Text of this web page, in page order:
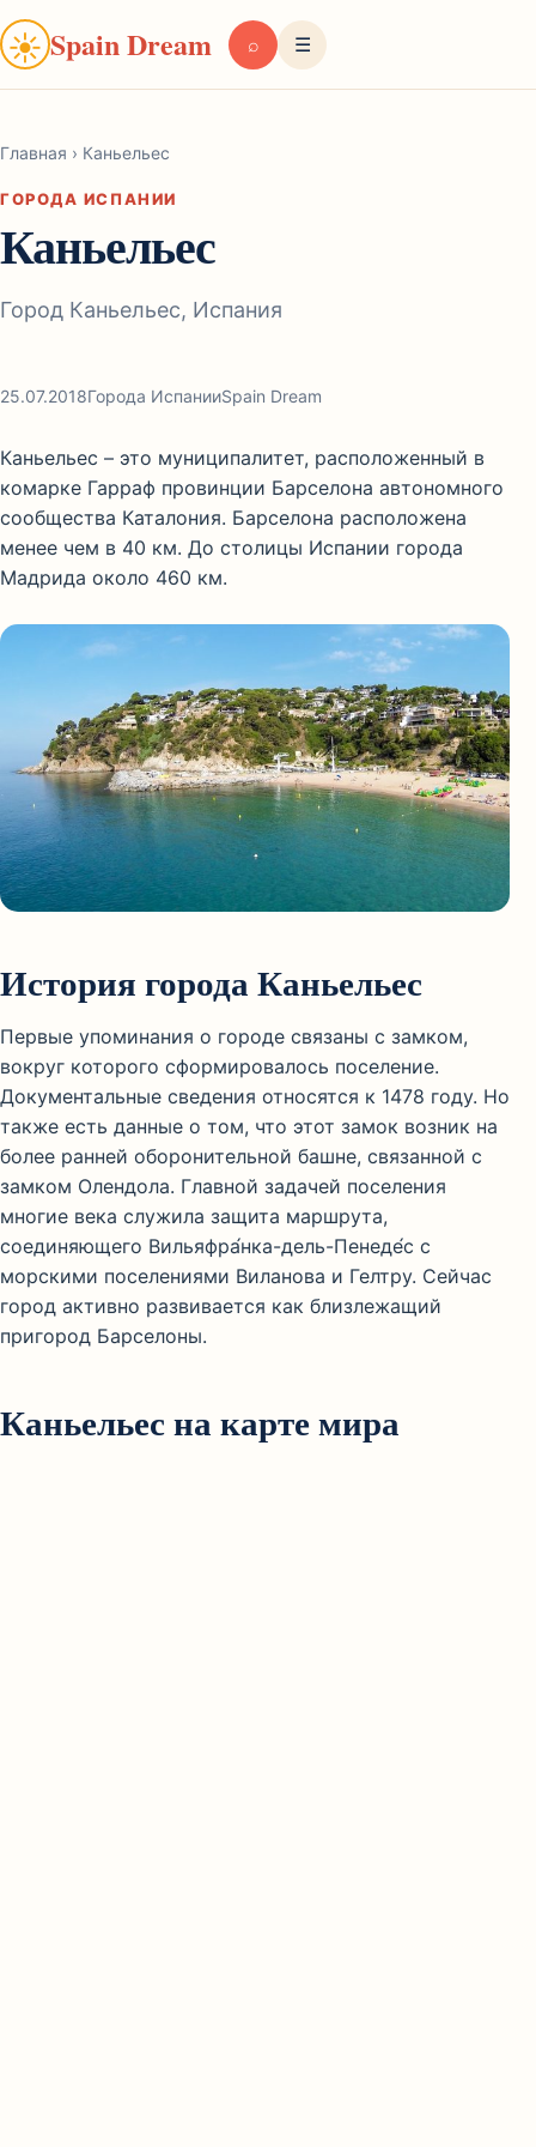
☀Spain Dream ⌕ ☰
Главная › Каньельес
ГОРОДА ИСПАНИИ
Каньельес
Город Каньельес, Испания
25.07.2018Города ИспанииSpain Dream
Каньельес – это муниципалитет, расположенный в
комарке Гарраф провинции Барселона автономного
сообщества Каталония. Барселона расположена
менее чем в 40 км. До столицы Испании города
Мадрида около 460 км.
История города Каньельес
Первые упоминания о городе связаны с замком,
вокруг которого сформировалось поселение.
Документальные сведения относятся к 1478 году. Но
также есть данные о том, что этот замок возник на
более ранней оборонительной башне, связанной с
замком Олендола. Главной задачей поселения
многие века служила защита маршрута,
соединяющего Вильяфра́нка-дель-Пенеде́с с
морскими поселениями Виланова и Гелтру. Сейчас
город активно развивается как близлежащий
пригород Барселоны.
Каньельес на карте мира